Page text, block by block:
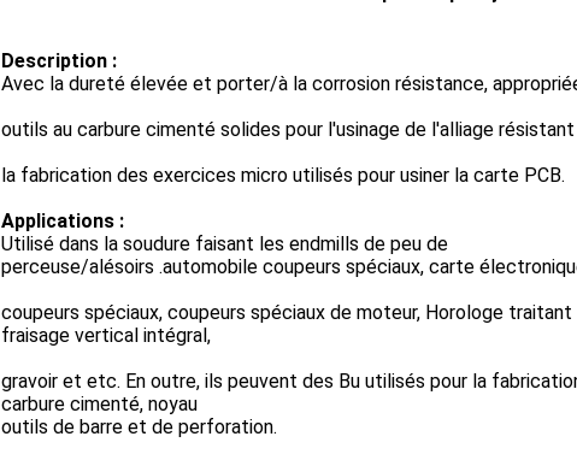
Description :
Avec la dureté élevée et porter/à la corrosion résistance,
outils au carbure cimenté solides pour l'usinage de l'alliage
la fabrication des exercices micro utilisés pour usiner la carte PCB.
Applications :
Utilisé dans la soudure faisant les endmills de peu de
perceuse/alésoirs .automobile coupeurs spéciaux, carte
coupeurs spéciaux, coupeurs spéciaux de moteur, Horologe
fraisage vertical intégral,
gravoir et etc. En outre, ils peuvent des Bu utilisés pour la
carbure cimenté, noyau
outils de barre et de perforation.